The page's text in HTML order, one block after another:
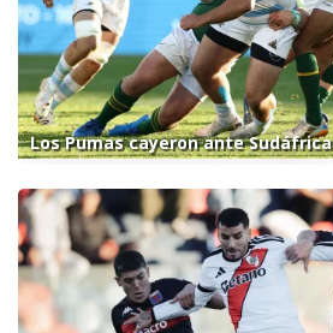
Los Pumas cayeron ante Sudáfrica